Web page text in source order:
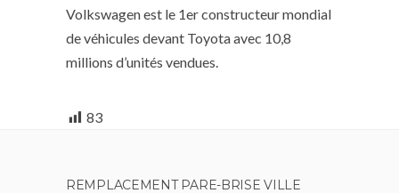
Volkswagen est le 1er constructeur mondial
de véhicules devant Toyota avec 10,8
millions d’unités vendues.
83
REMPLACEMENT PARE-BRISE VILLE